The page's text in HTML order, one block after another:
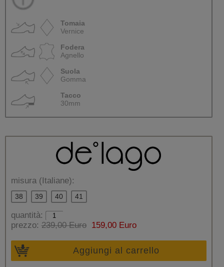
Tomaia
Vernice
Fodera
Agnello
Suola
Gomma
Tacco
30mm
misura (Italiane):
38 39 40 41
quantità:
prezzo: 239,00 Euro159,00 Euro
Aggiungi al carrello